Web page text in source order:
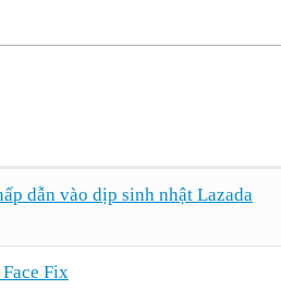
dẫn vào dịp sinh nhật Lazada
Fix